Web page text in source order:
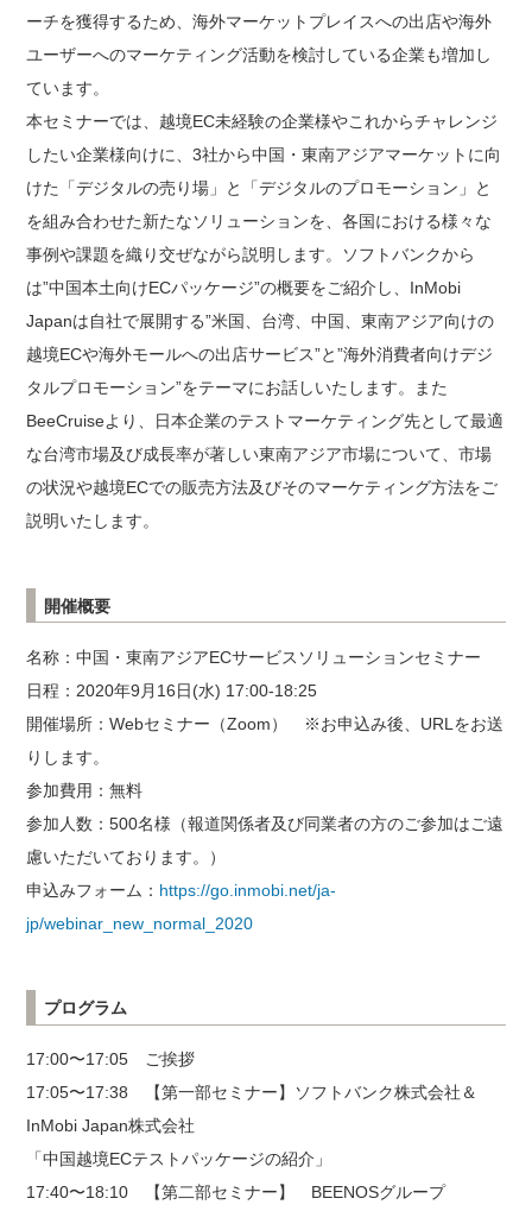
ーチを獲得するため、海外マーケットプレイスへの出店や海外
ユーザーへのマーケティング活動を検討している企業も増加し
ています。
本セミナーでは、越境EC未経験の企業様やこれからチャレンジ
したい企業様向けに、3社から中国・東南アジアマーケットに向
けた「デジタルの売り場」と「デジタルのプロモーション」と
を組み合わせた新たなソリューションを、各国における様々な
事例や課題を織り交ぜながら説明します。ソフトバンクから
は”中国本土向けECパッケージ”の概要をご紹介し、InMobi
Japanは自社で展開する”米国、台湾、中国、東南アジア向けの
越境ECや海外モールへの出店サービス”と”海外消費者向けデジ
タルプロモーション”をテーマにお話しいたします。また
BeeCruiseより、日本企業のテストマーケティング先として最適
な台湾市場及び成長率が著しい東南アジア市場について、市場
の状況や越境ECでの販売方法及びそのマーケティング方法をご
説明いたします。
開催概要
名称：中国・東南アジアECサービスソリューションセミナー
日程：2020年9月16日(水) 17:00-18:25
開催場所：Webセミナー（Zoom） ※お申込み後、URLをお送
りします。
参加費用：無料
参加人数：500名様（報道関係者及び同業者の方のご参加はご遠
慮いただいております。）
申込みフォーム： https://go.inmobi.net/ja-
jp/webinar_new_normal_2020
プログラム
17:00〜17:05 ご挨拶
17:05〜17:38 【第一部セミナー】ソフトバンク株式会社＆
InMobi Japan株式会社
「中国越境ECテストパッケージの紹介」
17:40〜18:10 【第二部セミナー】 BEENOSグループ